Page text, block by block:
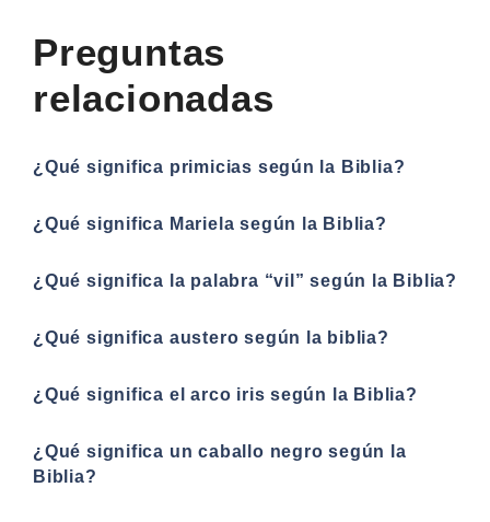
Preguntas
relacionadas
¿Qué significa primicias según la Biblia?
¿Qué significa Mariela según la Biblia?
¿Qué significa la palabra “vil” según la Biblia?
¿Qué significa austero según la biblia?
¿Qué significa el arco iris según la Biblia?
¿Qué significa un caballo negro según la
Biblia?